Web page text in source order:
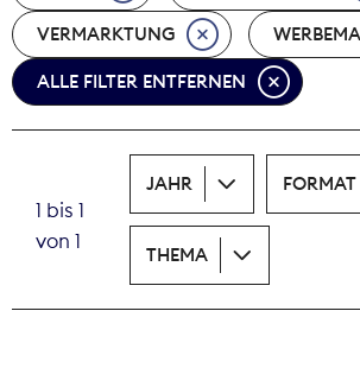
Pressefreiheit
Print
Theodor-Wolff-Preis
VERMARKTUNG
ALLE FILTER ENTFERNEN
1 bis 1
von 1
JAHR FORMAT
THEMA